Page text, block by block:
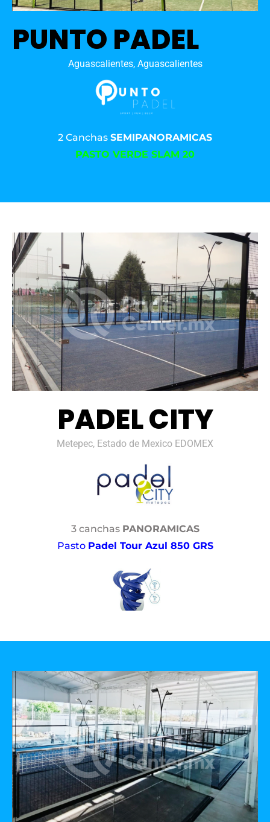
PUNTO PADEL
Aguascalientes, Aguascalientes
2 Canchas SEMIPANORAMICAS
PASTO VERDE SLAM 20
PADEL CITY
Metepec, Estado de Mexico EDOMEX
3 canchas PANORAMICAS
Pasto Padel Tour Azul 850 GRS